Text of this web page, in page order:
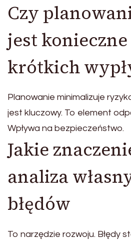
Czy
jest
krótkich
Planowanie minimalizuje
jest kluczowy. To element
Wpływa na bezpieczeństwo.
Jakie
analiza
błędów
To narzędzie rozwoju. Błędy